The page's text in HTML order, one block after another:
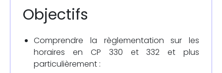
Objectifs
Comprendre la règlementation sur les
horaires en CP 330 et 332 et plus
particulièrement :